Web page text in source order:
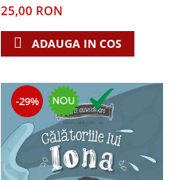
25,00 RON
ADAUGA IN COS
-29%